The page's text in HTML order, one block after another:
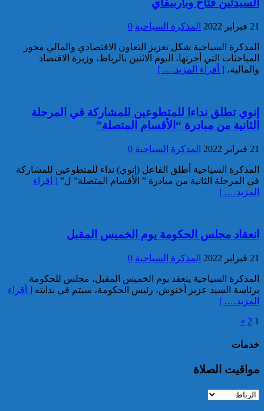
إجهاض عملية للتهريب الدولي
لثلاثة أطنان و960 كيلوغراما من
مخدر الشيرا
تعود للسائح البلجيكي الذي اختفى
عن الأنظار منذ أواخر نونبر
المنصرم بأكادير
من 19 ألف قرص طبي مخدر
توقيف مواطن فرنسي من أصول
السيدتين فتاح وباربيفاي
21 فبراير 2022 المذكرة السياحية 0
المذكرة السياحية شكل تعزيز التعاون الاقتصادي والمالي محور
المباحثات التي أجرتها، اليوم الاثنين بالرباط، وزيرة الاقتصاد
والمالية، [ أقراء المزيد…. ]
إنوي تطلق نداءا للمتطوعين للمشاركة في المرحلة
الثانية من مبادرة “الأقسام المتصلة”
21 فبراير 2022 المذكرة السياحية 0
المذكرة السياحية أطلق الفاعل (إنوي) نداء للمتطوعين للمشاركة
في المرحلة الثانية من مبادرة ” الأقسام المتصلة” ل” [ أقراء
المزيد…. ]
انعقاد مجلس الحكومة يوم الخميس المقبل
21 فبراير 2022 المذكرة السياحية 0
المذكرة السياحية ينعقد يوم الخميس المقبل، مجلس للحكومة
برئاسة السيد عزيز أخنوش، رئيس الحكومة، سيتم في بدايته [ أقراء
المزيد…. ]
1
2
»
خدمات
مواقيت الصلاة